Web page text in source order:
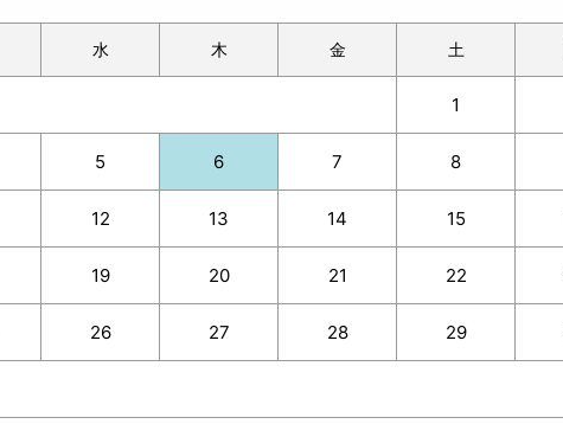
水 木 金 土
1
5 6 7 8
12 13 14 15
19 20 21 22
26 27 28 29